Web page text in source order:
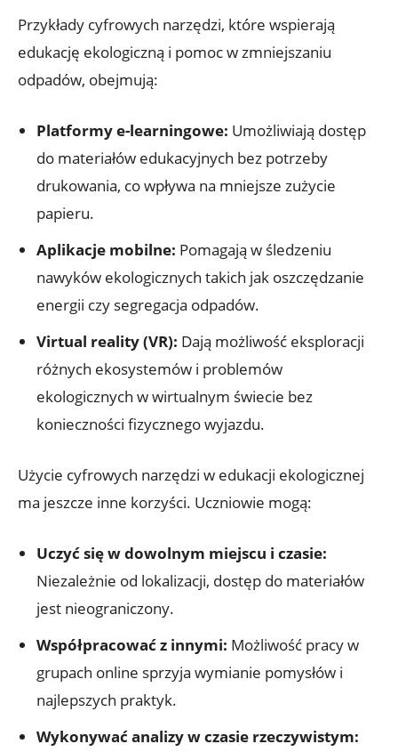
Przykłady cyfrowych narzędzi, które wspierają
edukację ekologiczną i pomoc w zmniejszaniu
odpadów, obejmują:
Platformy e-learningowe: Umożliwiają dostęp
do materiałów edukacyjnych bez potrzeby
drukowania, co wpływa na mniejsze zużycie
papieru.
Aplikacje mobilne: Pomagają w śledzeniu
nawyków ekologicznych takich jak oszczędzanie
energii czy segregacja odpadów.
Virtual reality (VR): Dają możliwość eksploracji
różnych ekosystemów i problemów
ekologicznych w wirtualnym świecie bez
konieczności fizycznego wyjazdu.
Użycie cyfrowych narzędzi w edukacji ekologicznej
ma jeszcze inne korzyści. Uczniowie mogą:
Uczyć się w dowolnym miejscu i czasie:
Niezależnie od lokalizacji, dostęp do materiałów
jest nieograniczony.
Współpracować z innymi: Możliwość pracy w
grupach online sprzyja wymianie pomysłów i
najlepszych praktyk.
Wykonywać analizy w czasie rzeczywistym: